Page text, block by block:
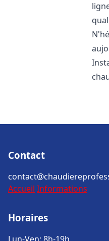
Contact
Accueil Informations
Horaires